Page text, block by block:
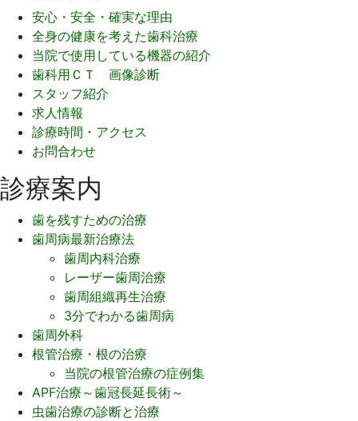
安心・安全・確実な理由
全身の健康を考えた歯科治療
当院で使用している機器の紹介
歯科用ＣＴ 画像診断
スタッフ紹介
求人情報
診療時間・アクセス
お問合わせ
診療案内
歯を残すための治療
歯周病最新治療法
歯周内科治療
レーザー歯周治療
歯周組織再生治療
3分でわかる歯周病
歯周外科
根管治療・根の治療
当院の根管治療の症例集
APF治療～歯冠長延長術～
虫歯治療の診断と治療